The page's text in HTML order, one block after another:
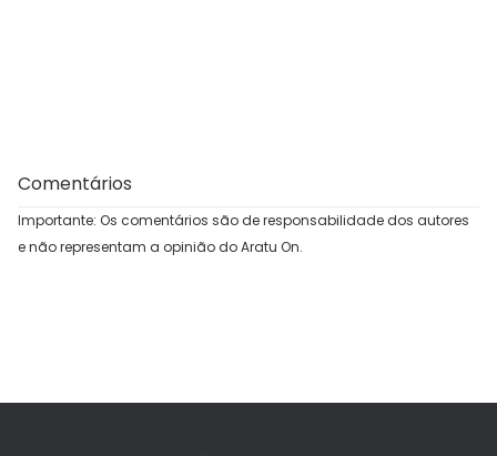
Comentários
Importante: Os comentários são de responsabilidade dos autores
e não representam a opinião do Aratu On.